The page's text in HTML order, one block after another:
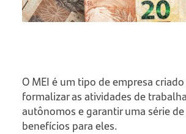
O MEI é um tipo de empresa
formalizar as atividades de
autônomos e garantir uma série
benefícios para eles.